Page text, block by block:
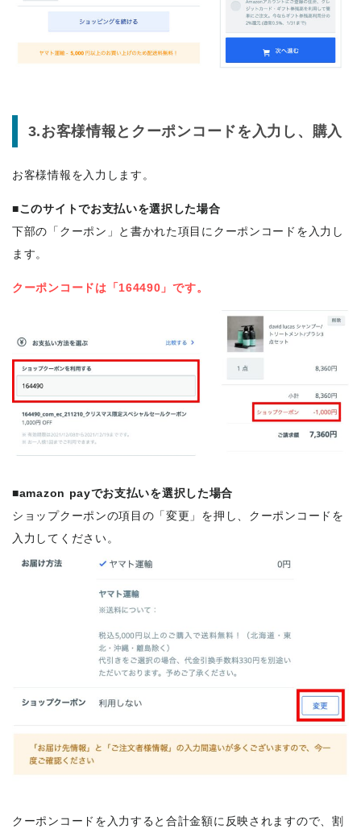
3.お客様情報とクーポンコードを入力し、購入
お客様情報を入力します。
■このサイトでお支払いを選択した場合
下部の「クーポン」と書かれた項目にクーポンコードを入力し
ます。
クーポンコードは「164490」です。
■amazon payでお支払いを選択した場合
ショップクーポンの項目の「変更」を押し、クーポンコードを
入力してください。
クーポンコードを入力すると合計金額に反映されますので、割